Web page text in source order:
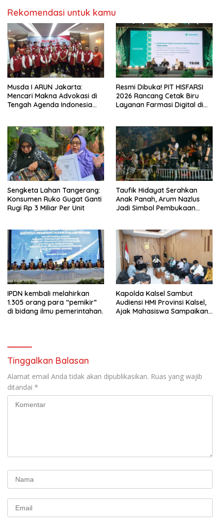
Rekomendasi untuk kamu
Musda I ARUN Jakarta:
Mencari Makna Advokasi di
Tengah Agenda Indonesia
Resmi Dibuka! PIT HISFARSI
2026 Rancang Cetak Biru
Layanan Farmasi Digital di
Sengketa Lahan Tangerang:
Konsumen Ruko Gugat Ganti
Rugi Rp 3 Miliar Per Unit
Taufik Hidayat Serahkan
Anak Panah, Arum Nazlus
Jadi Simbol Pembukaan
IPDN kembali melahirkan
1.305 orang para “pemikir”
di bidang ilmu pemerintahan.
Kapolda Kalsel Sambut
Audiensi HMI Provinsi Kalsel,
Ajak Mahasiswa Sampaikan
Tinggalkan Balasan
Alamat email Anda tidak akan dipublikasikan. Ruas yang wajib
ditandai *